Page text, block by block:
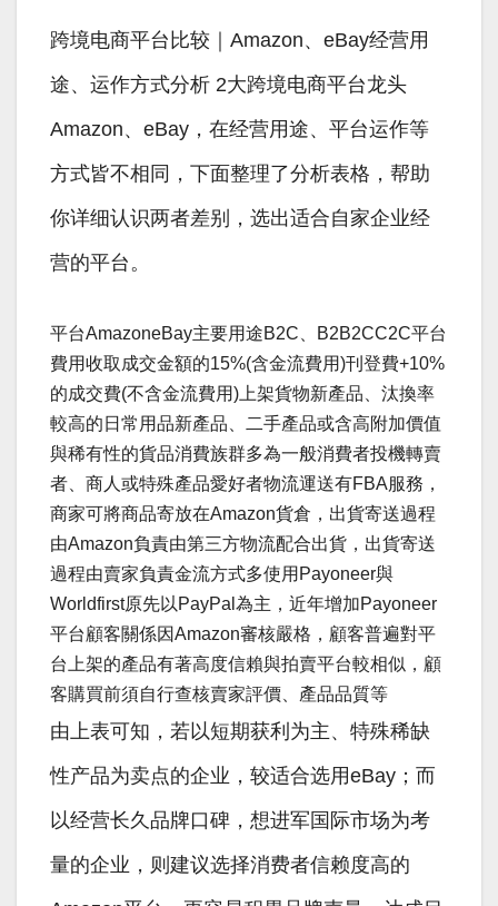
跨境电商平台比较｜Amazon、eBay经营用
途、运作方式分析 2大跨境电商平台龙头
Amazon、eBay，在经营用途、平台运作等
方式皆不相同，下面整理了分析表格，帮助
你详细认识两者差别，选出适合自家企业经
营的平台。
平台AmazoneBay主要用途B2C、B2B2CC2C平台
費用收取成交金額的15%(含金流費用)刊登費+10%
的成交費(不含金流費用)上架貨物新產品、汰換率
較高的日常用品新產品、二手產品或含高附加價值
與稀有性的貨品消費族群多為一般消費者投機轉賣
者、商人或特殊產品愛好者物流運送有FBA服務，
商家可將商品寄放在Amazon貨倉，出貨寄送過程
由Amazon負責由第三方物流配合出貨，出貨寄送
過程由賣家負責金流方式多使用Payoneer與
Worldfirst原先以PayPal為主，近年增加Payoneer
平台顧客關係因Amazon審核嚴格，顧客普遍對平
台上架的產品有著高度信賴與拍賣平台較相似，顧
客購買前須自行查核賣家評價、產品品質等
由上表可知，若以短期获利为主、特殊稀缺
性产品为卖点的企业，较适合选用eBay；而
以经营长久品牌口碑，想进军国际市场为考
量的企业，则建议选择消费者信赖度高的